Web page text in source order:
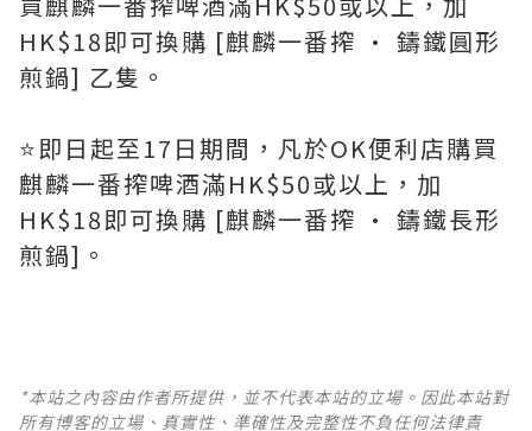
HK$18即可換購 [麒麟一番搾 • 鑄鐵圓形
煎鍋] 乙隻。
⭐️即日起至17日期間，凡於OK便利店購買
麒麟一番搾啤酒滿HK$50或以上，加
HK$18即可換購 [麒麟一番搾 • 鑄鐵長形
煎鍋]。
*本站之內容由作者所提供，並不代表本站的立場。因此本站對
所有博客的立場、真實性、準確性及完整性不負任何法律責